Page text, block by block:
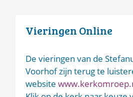
Vieringen Online
De vieringen van de
Voorhof zijn terug te
website